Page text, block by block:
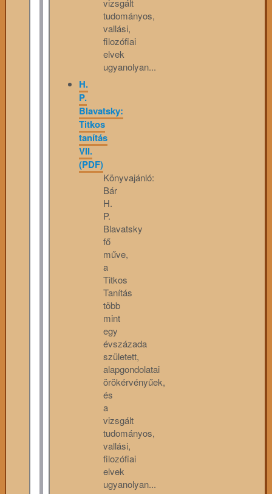
tudományos,
vallási,
filozófiai
elvek
ugyanolyan...
H.
P.
Blavatsky:
Titkos
tanítás
VII.
(PDF)
Könyvajánló:
Bár
H.
P.
Blavatsky
fő
műve,
a
Titkos
Tanítás
több
mint
egy
évszázada
született,
alapgondolatai
örökérvényűek,
és
a
vizsgált
tudományos,
vallási,
filozófiai
elvek
ugyanolyan...